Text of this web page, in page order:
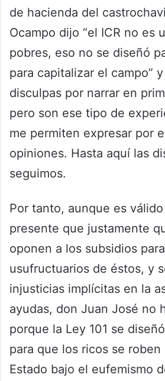
de hacienda del
Ocampo dijo “el ICR no es
pobres, eso no se diseñó
para capitalizar el campo”
disculpas por narrar en
pero son ese tipo de
me permiten expresar por
opiniones. Hasta aquí las
seguimos.
Por tanto, aunque es
presente que justamente
oponen a los subsidios
usufructuarios de éstos, y
injusticias implícitas en la
ayudas, don Juan José no
porque la Ley 101 se
para que los ricos se
Estado bajo el eufemismo